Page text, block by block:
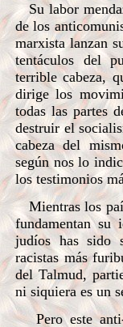
Su labor
de los
marxista lanzan
tentáculos del
terrible cabeza,
dirige los
todas las partes
destruir el
cabeza del
según nos lo
los testimonios
Mientras los
fundamentan su
judíos has sido
racistas más
del Talmud,
ni siquiera es un
Pero este anti-